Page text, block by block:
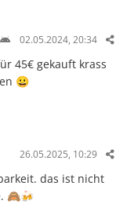
02.05.2024, 20:34
45€ gekauft krass
😀
26.05.2025, 10:29
das ist nicht
🙈🍻